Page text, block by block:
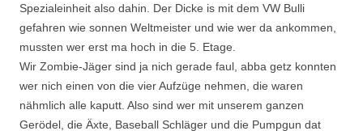
Spezialeinheit also dahin. Der Dicke is mit dem VW Bulli
gefahren wie sonnen Weltmeister und wie wer da ankommen,
mussten wer erst ma hoch in die 5. Etage.
Wir Zombie-Jäger sind ja nich gerade faul, abba getz konnten
wer nich einen von die vier Aufzüge nehmen, die waren
nähmlich alle kaputt. Also sind wer mit unserem ganzen
Gerödel, die Äxte, Baseball Schläger und die Pumpgun dat